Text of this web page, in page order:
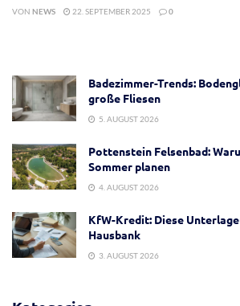
VON NEWS 22. SEPTEMBER 2025 0
Badezimmer-Trends:
große Fliesen
5. AUGUST 2026
Pottenstein Felsenbad:
Sommer planen
4. AUGUST 2026
KfW-Kredit: Diese
Hausbank
3. AUGUST 2026